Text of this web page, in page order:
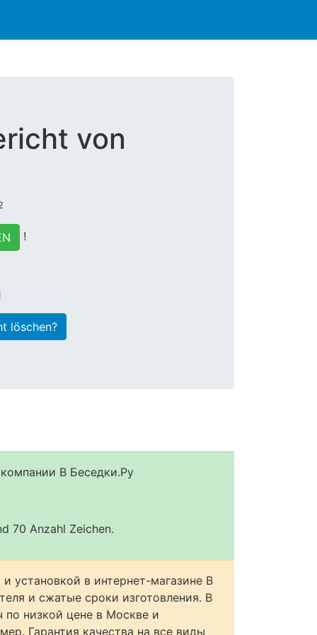
von
!
löschen?
В Беседки.Ру
70 Anzahl Zeichen.
установкой в интернет-магазине В
и сжатые сроки изготовления. В
по низкой цене в Москве и
Гарантия качества на все виды